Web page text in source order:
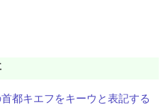
都キエフをキーウと表記する